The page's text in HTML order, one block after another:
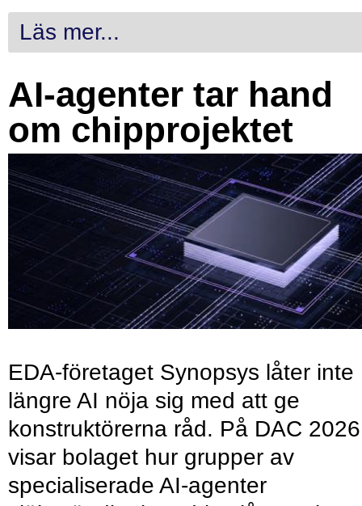
Läs mer...
AI-agenter tar hand
om chipprojektet
EDA-företaget Synopsys låter inte
längre AI nöja sig med att ge
konstruktörerna råd. På DAC 2026
visar bolaget hur grupper av
specialiserade AI-agenter